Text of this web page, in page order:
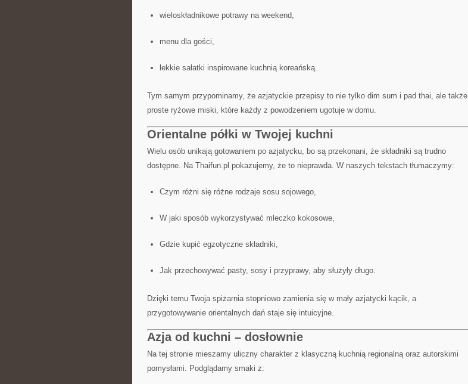
wieloskładnikowe potrawy na weekend,
menu dla gości,
lekkie sałatki inspirowane kuchnią koreańską.
Tym samym przypominamy, że azjatyckie przepisy to nie tylko dim sum i pad thai, ale także
proste ryżowe miski, które każdy z powodzeniem ugotuje w domu.
Orientalne półki w Twojej kuchni
Wielu osób unikają gotowaniem po azjatycku, bo są przekonani, że składniki są trudno
dostępne. Na Thaifun.pl pokazujemy, że to nieprawda. W naszych tekstach tłumaczymy:
Czym różni się różne rodzaje sosu sojowego,
W jaki sposób wykorzystywać mleczko kokosowe,
Gdzie kupić egzotyczne składniki,
Jak przechowywać pasty, sosy i przyprawy, aby służyły długo.
Dzięki temu Twoja spiżarnia stopniowo zamienia się w mały azjatycki kącik, a
przygotowywanie orientalnych dań staje się intuicyjne.
Azja od kuchni – dosłownie
Na tej stronie mieszamy uliczny charakter z klasyczną kuchnią regionalną oraz autorskimi
pomysłami. Podglądamy smaki z: